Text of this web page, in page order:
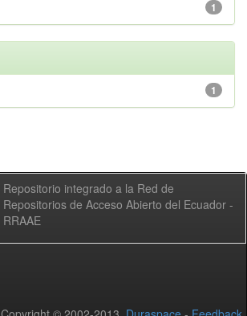
1
1
Repositorio integrado a la Red de
Repositorios de Acceso Abierto del Ecuador -
RRAAE